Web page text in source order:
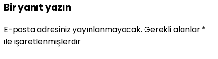
Bir yanıt yazın
E-posta adresiniz yayınlanmayacak. Gerekli alanlar *
ile işaretlenmişlerdir